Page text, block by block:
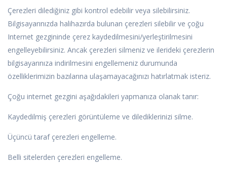
Çerezleri dilediğiniz gibi kontrol edebilir veya silebilirsiniz.
Bilgisayarınızda halihazırda bulunan çerezleri silebilir ve çoğu
Internet gezgininde çerez kaydedilmesini/yerleştirilmesini
engelleyebilirsiniz. Ancak çerezleri silmeniz ve ilerideki çerezlerin
bilgisayarınıza indirilmesini engellemeniz durumunda
özelliklerimizin bazılarına ulaşamayacağınızı hatırlatmak isteriz.
Çoğu internet gezgini aşağıdakileri yapmanıza olanak tanır:
Kaydedilmiş çerezleri görüntüleme ve dilediklerinizi silme.
Üçüncü taraf çerezleri engelleme.
Belli sitelerden çerezleri engelleme.